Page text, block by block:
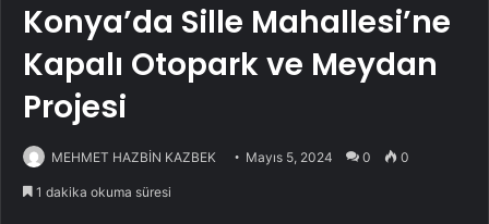
Konya’da Sille Mahallesi’ne
Kapalı Otopark ve Meydan
Projesi
MEHMET HAZBİN KAZBEK Mayıs 5, 2024 0 0
1 dakika okuma süresi